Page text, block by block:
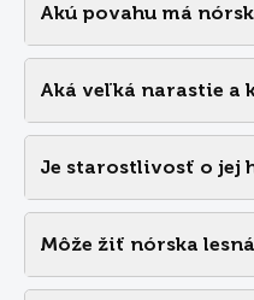
Akú povahu má
Aká veľká narastie a
Je starostlivosť o jej
Môže žiť nórska